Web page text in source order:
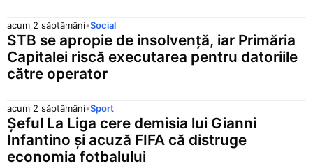
acum 2 săptămâni•Social
STB se apropie de insolvență, iar Primăria
Capitalei riscă executarea pentru datoriile
către operator
acum 2 săptămâni•Sport
Șeful La Liga cere demisia lui Gianni
Infantino și acuză FIFA că distruge
economia fotbalului